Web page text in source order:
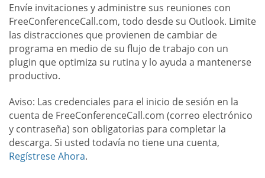
Envíe invitaciones y administre sus reuniones con
FreeConferenceCall.com, todo desde su Outlook. Limite
las distracciones que provienen de cambiar de
programa en medio de su flujo de trabajo con un
plugin que optimiza su rutina y lo ayuda a mantenerse
productivo.
Aviso: Las credenciales para el inicio de sesión en la
cuenta de FreeConferenceCall.com (correo electrónico
y contraseña) son obligatorias para completar la
descarga. Si usted todavía no tiene una cuenta,
Regístrese Ahora.